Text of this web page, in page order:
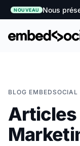
NOUVEAU Nous
BLOG EMBEDSOCIAL
Articles